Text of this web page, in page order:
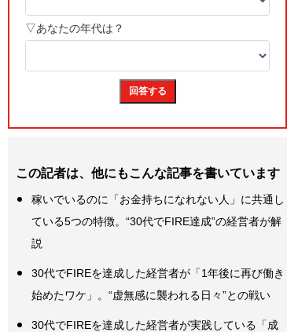
この記者は、他にもこんな記事を書いています
稼いでいるのに「お金持ちになれない人」に共通し
ている5つの特徴。“30代でFIRE達成”の経営者が解
説
30代でFIREを達成した経営者が「1年後に再び働き
始めたワケ」。“虚無感に襲われる日々”との戦い
30代でFIREを達成した経営者が実践している「成